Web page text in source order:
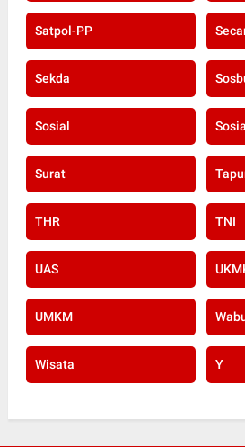
Satpol-PP
Sekda
Sosial
Surat
THR TNI
UAS
UMKM
Wisata Y